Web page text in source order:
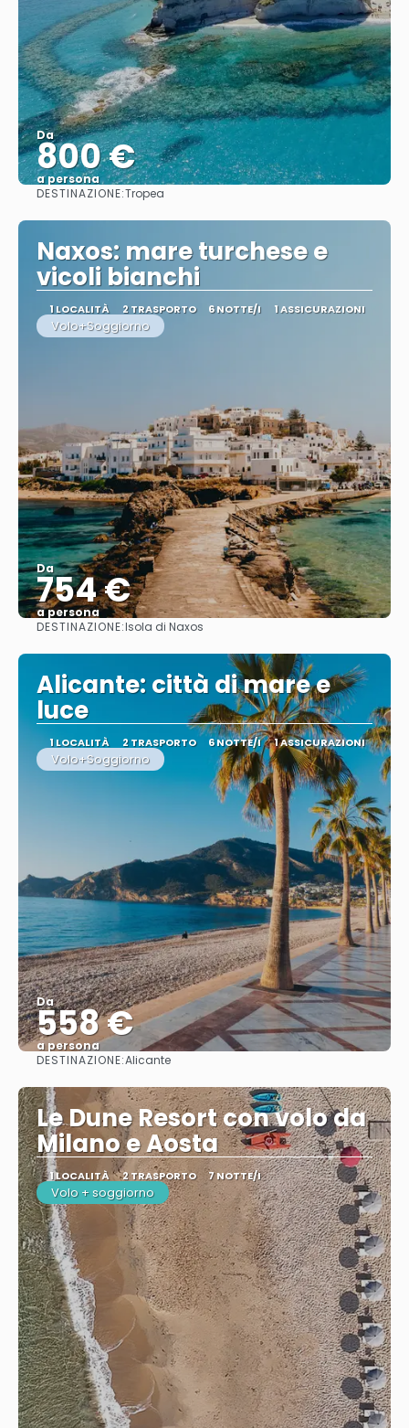
Da
800 €
a persona
DESTINAZIONE:Tropea
Naxos: mare turchese e
vicoli bianchi
1 LOCALITÀ 2 TRASPORTO 6 NOTTE/I 1 ASSICURAZIONI
Volo+Soggiorno
Da
754 €
a persona
Vedere
DESTINAZIONE:Isola di Naxos
Alicante: città di mare e
luce
1 LOCALITÀ 2 TRASPORTO 6 NOTTE/I 1 ASSICURAZIONI
Volo+Soggiorno
Da
558 €
a persona
DESTINAZIONE:Alicante
Le Dune Resort con volo da
Milano e Aosta
1 LOCALITÀ 2 TRASPORTO 7 NOTTE/I
Volo + soggiorno